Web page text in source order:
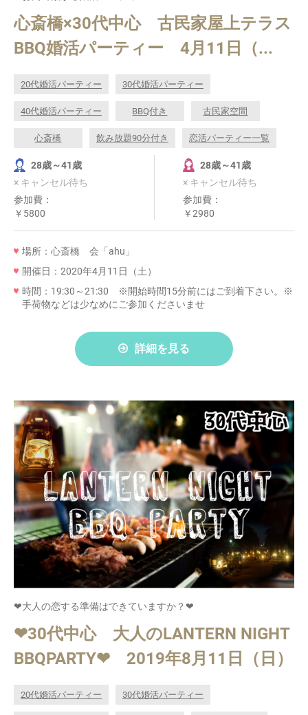
心斎橋×30代中心 古民家屋上テラス
BBQ婚活パーティー 4月11日（...
20代婚活パーティー 30代婚活パーティー
40代婚活パーティー BBQ付き 古民家空間
心斎橋 飲み放題90分付き 恋活パーティー一覧
28歳～41歳
× キャンセル待ち
参加費：
￥5800
28歳～41歳
× キャンセル待ち
参加費：
￥2980
場所：心斎橋 会「ahu」
開催日：2020年4月11日（土）
時間：19:30～21:30 ※開始時間15分前にはご到着下さい。※
手荷物などは少なめにご参加くださいませ
詳細を見る
❤大人の恋する準備はできていますか？❤
❤30代中心 大人のLANTERN NIGHT
BBQPARTY❤ 2019年8月11日（日）
20代婚活パーティー 30代婚活パーティー